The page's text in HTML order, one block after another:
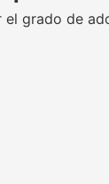
grado de